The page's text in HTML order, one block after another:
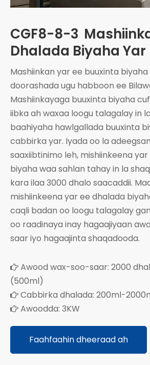
CGF8-8-3
Dhalada Biyaha Yar
Mashiinkan yar ee buuxinta
doorashada ugu habboon ee
Mashiinkayaga buuxinta biyaha
iibka ah waxaa loogu talagalay in
baahiyaha hawlgallada buuxinta
cabbirka yar. Iyada oo la
saaxiibtinimo leh, mishiinkeena
biyaha waa sahlan tahay in la
kara ilaa 3000 dhalo saacaddii.
mishiinkeena yar ee dhalada
caqli badan oo loogu talagalay
oo raadinaya inay hagaajiyaan
saar iyo hagaajinta shaqadooda.
 Awood wax-soo-saar: 2000
(500ml)
 Cabbirka dhalada: 200ml-
 Awoodda: 3KW
Faahfaahin dheeraad ah